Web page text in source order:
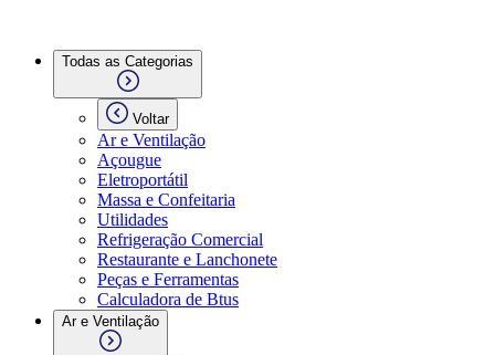
Todas as Categorias
Voltar
Ar e Ventilação
Açougue
Eletroportátil
Massa e Confeitaria
Utilidades
Refrigeração Comercial
Restaurante e Lanchonete
Peças e Ferramentas
Calculadora de Btus
Ar e Ventilação